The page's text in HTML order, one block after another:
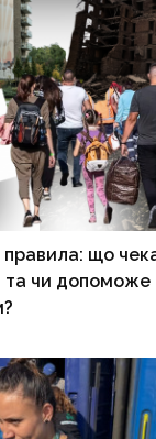
що
та чи допоможе